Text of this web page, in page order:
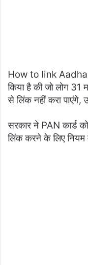
How to link
किया है की जो लोग
से लिंक नहीं करा
सरकार ने PAN कार्ड
लिंक करने के लिए